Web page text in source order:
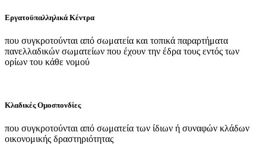
Εργατοϋπαλληλικά Κέντρα
που συγκροτούνται από σωματεία και τοπικά παραρτήματα
πανελλαδικών σωματείων που έχουν την έδρα τους εντός των
ορίων του κάθε νομού
Κλαδικές Ομοσπονδίες
που συγκροτούνται από σωματεία των ίδιων ή συναφών κλάδων
οικονομικής δραστηριότητας